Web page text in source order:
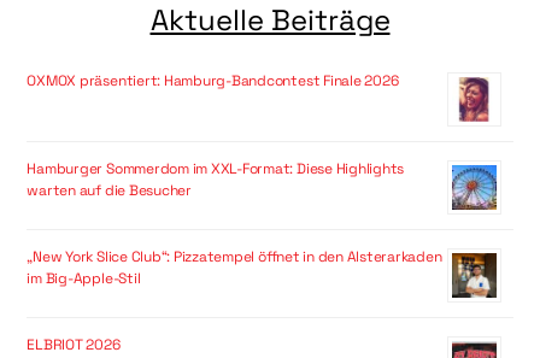
Aktuelle Beiträge
OXMOX präsentiert: Hamburg-Bandcontest Finale 2026
Hamburger Sommerdom im XXL-Format: Diese Highlights
warten auf die Besucher
„New York Slice Club“: Pizzatempel öffnet in den Alsterarkaden
im Big-Apple-Stil
ELBRIOT 2026